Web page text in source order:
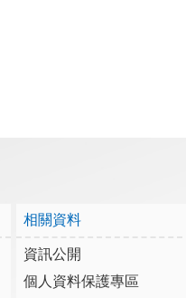
相關資料
資訊公開
個人資料保護專區